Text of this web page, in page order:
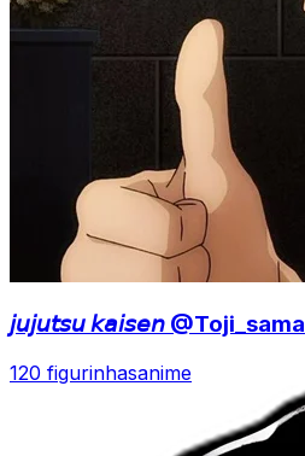
𝘫𝘶𝘫𝘶𝘵𝘴𝘶 𝘬𝘢𝘪𝘴𝘦𝘯 @Toji_sama
120 figurinhasanime